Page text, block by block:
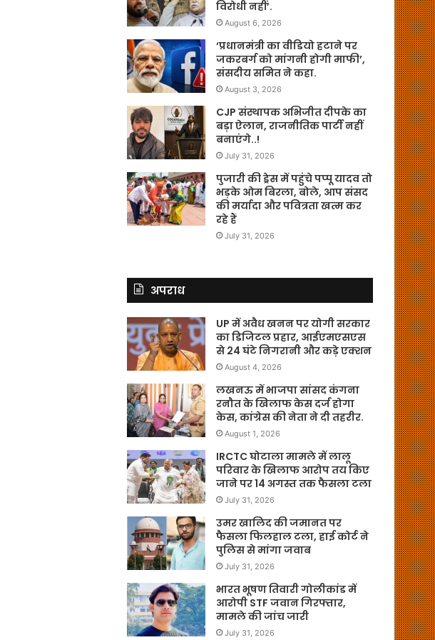
विरोधी नहीं’.
August 6, 2026
‘प्रधानमंत्री का वीडियो हटाने पर
जकरबर्ग को मांगनी होगी माफी’,
संसदीय समित ने कहा.
August 3, 2026
CJP संस्थापक अभिजीत दीपके का
बड़ा ऐलान, राजनीतिक पार्टी नहीं
बनाएंगे..!
July 31, 2026
पुजारी की ड्रेस में पहुंचे पप्पू यादव तो
भड़के ओम बिरला, बोले, आप संसद
की मर्यादा और पवित्रता खत्म कर
रहे हैं
July 31, 2026
अपराध
UP में अवैध खनन पर योगी सरकार
का डिजिटल प्रहार, आईएमएसएस
से 24 घंटे निगरानी और कड़े एक्शन
August 4, 2026
लखनऊ में भाजपा सांसद कंगना
रनौत के खिलाफ केस दर्ज होगा
केस, कांग्रेस की नेता ने दी तहरीर.
August 1, 2026
IRCTC घोटाला मामले में लालू
परिवार के खिलाफ आरोप तय किए
जाने पर 14 अगस्त तक फैसला टला
July 31, 2026
उमर खालिद की जमानत पर
फैसला फिलहाल टला, हाई कोर्ट ने
पुलिस से मांगा जवाब
July 31, 2026
भारत भूषण तिवारी गोलीकांड में
आरोपी STF जवान गिरफ्तार,
मामले की जांच जारी
July 31, 2026